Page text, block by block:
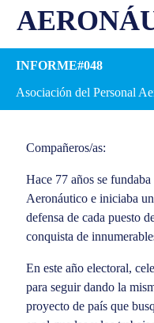
INFORME#048
Asociación del Personal
Compañeros/as:
Hace 77 años se
Aeronáutico e iniciaba
defensa de cada puesto
conquista de
En este año electoral,
para seguir dando la
proyecto de país que